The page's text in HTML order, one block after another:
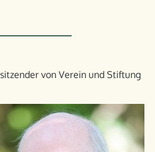
von Verein und Stiftung